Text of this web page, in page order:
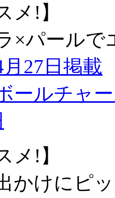
メ!】
×パールで
月27日掲載
ールチャ
メ!】
かけにピ